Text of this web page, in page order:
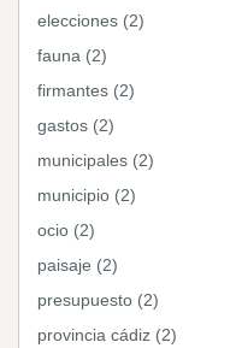
elecciones (2)
fauna (2)
firmantes (2)
gastos (2)
municipales (2)
municipio (2)
ocio (2)
paisaje (2)
presupuesto (2)
provincia cádiz (2)